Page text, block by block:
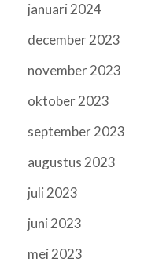
januari 2024
december 2023
november 2023
oktober 2023
september 2023
augustus 2023
juli 2023
juni 2023
mei 2023